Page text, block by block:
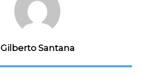
Gilberto Santana